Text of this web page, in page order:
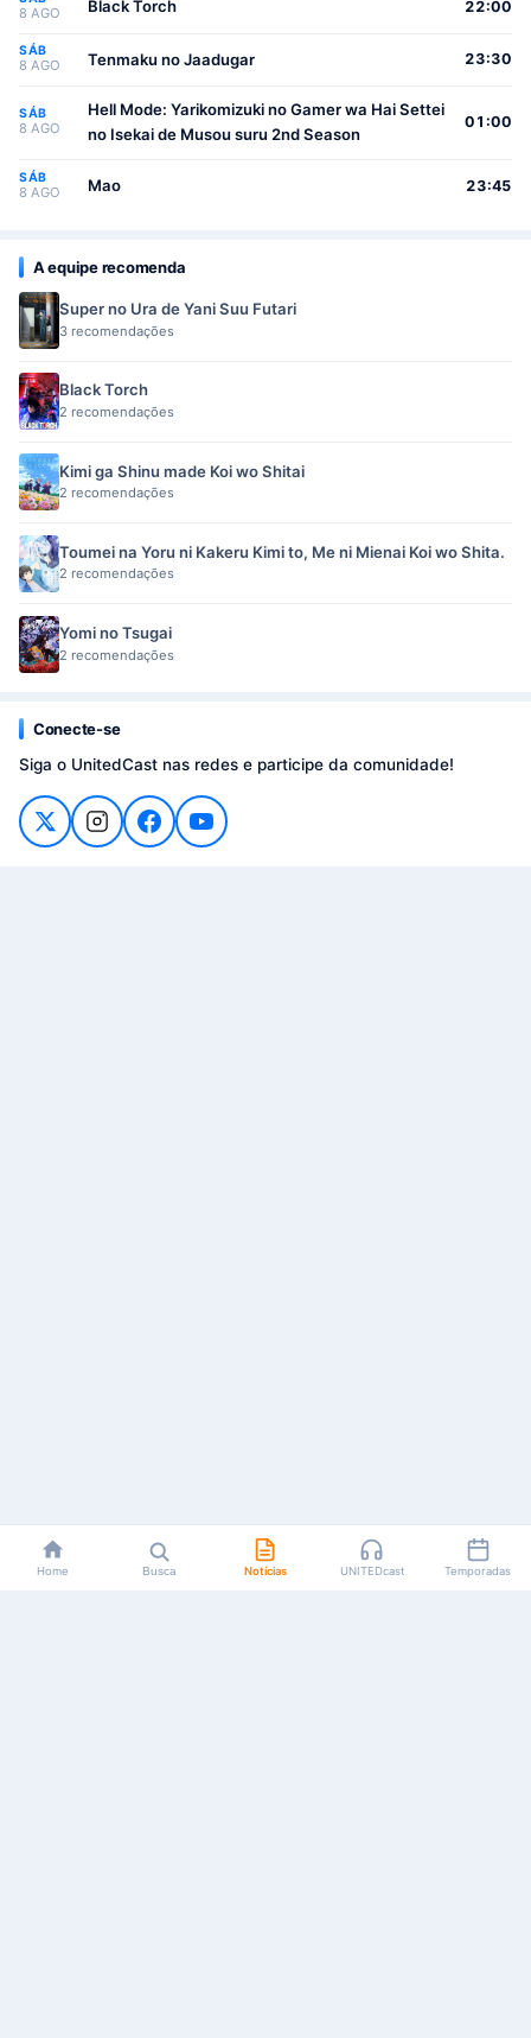
8 AGO Black Torch 22:00
SÁB
8 AGO Tenmaku no Jaadugar 23:30
SÁB
8 AGO
Hell Mode: Yarikomizuki no Gamer wa Hai Settei
no Isekai de Musou suru 2nd Season
01:00
SÁB
8 AGO Mao 23:45
A equipe recomenda
Super no Ura de Yani Suu Futari
3 recomendações
Black Torch
2 recomendações
Kimi ga Shinu made Koi wo Shitai
2 recomendações
Toumei na Yoru ni Kakeru Kimi to, Me ni Mienai Koi wo Shita.
2 recomendações
Yomi no Tsugai
2 recomendações
Conecte-se
Siga o UnitedCast nas redes e participe da comunidade!
Home Busca Notícias UNITEDcast Temporadas